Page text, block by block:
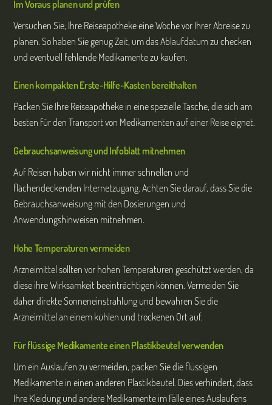
Im Voraus planen und prüfen
Versuchen Sie, Ihre Reiseapotheke eine Woche vor Ihrer Abreise zu
planen. So haben Sie genug Zeit, um das Ablaufdatum zu checken
und eventuell fehlende Medikamente zu kaufen.
Einen kompakten Erste-Hilfe-Kasten bereithalten
Packen Sie Ihre Reiseapotheke in eine spezielle Tasche, die sich am
besten für den Transport von Medikamenten auf einer Reise eignet.
Gebrauchsanweisung und Infoblatt mitnehmen
Auf Reisen haben wir nicht immer schnellen und
flächendeckenden Internetzugang. Achten Sie darauf, dass Sie die
Gebrauchsanweisung mit den Dosierungen und
Anwendungshinweisen mitnehmen.
Hohe Temperaturen vermeiden
Arzneimittel sollten vor hohen Temperaturen geschützt werden, da
diese ihre Wirksamkeit beeinträchtigen können. Vermeiden Sie
daher direkte Sonneneinstrahlung und bewahren Sie die
Arzneimittel an einem kühlen und trockenen Ort auf.
Für flüssige Medikamente einen Plastikbeutel verwenden
Um ein Auslaufen zu vermeiden, packen Sie die flüssigen
Medikamente in einen anderen Plastikbeutel. Dies verhindert, dass
Ihre Kleidung und andere Medikamente im Falle eines Auslaufens